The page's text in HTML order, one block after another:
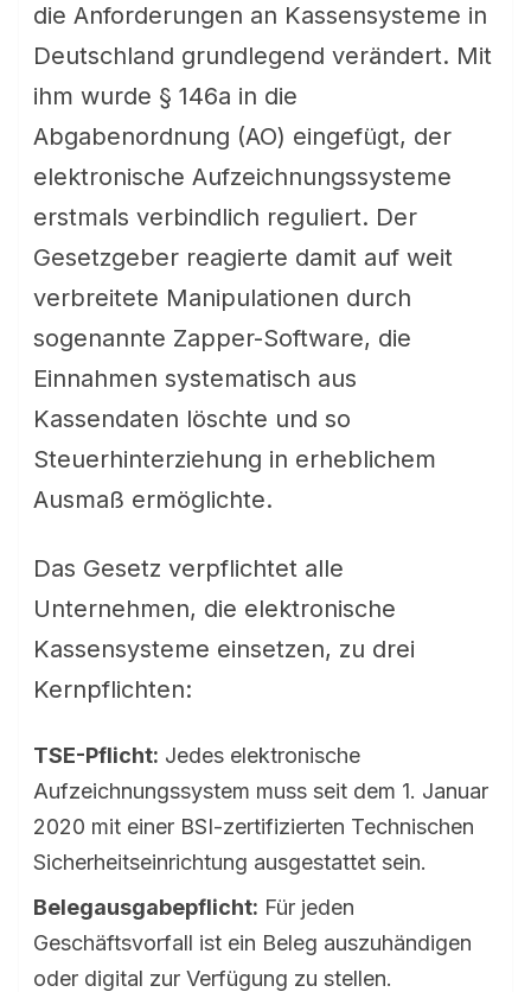
die Anforderungen an Kassensysteme in
Deutschland grundlegend verändert. Mit
ihm wurde § 146a in die
Abgabenordnung (AO) eingefügt, der
elektronische Aufzeichnungssysteme
erstmals verbindlich reguliert. Der
Gesetzgeber reagierte damit auf weit
verbreitete Manipulationen durch
sogenannte Zapper-Software, die
Einnahmen systematisch aus
Kassendaten löschte und so
Steuerhinterziehung in erheblichem
Ausmaß ermöglichte.
Das Gesetz verpflichtet alle
Unternehmen, die elektronische
Kassensysteme einsetzen, zu drei
Kernpflichten:
TSE-Pflicht: Jedes elektronische
Aufzeichnungssystem muss seit dem 1. Januar
2020 mit einer BSI-zertifizierten Technischen
Sicherheitseinrichtung ausgestattet sein.
Belegausgabepflicht: Für jeden
Geschäftsvorfall ist ein Beleg auszuhändigen
oder digital zur Verfügung zu stellen.